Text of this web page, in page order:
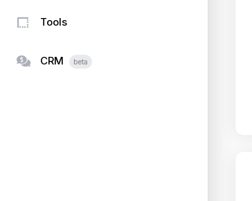
Tools
CRM beta